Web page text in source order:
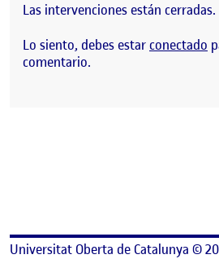
Las intervenciones están cerradas.
Lo siento, debes estarconectado
comentario.
Universitat Oberta de Catalunya ©